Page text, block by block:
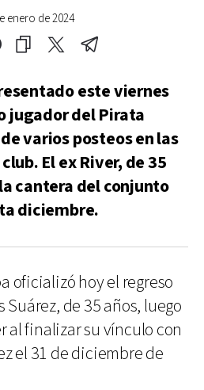
enero de 2024
este viernes
jugador del Pirata
varios posteos en las
El ex River, de 35
cantera del conjunto
diciembre.
oficializó hoy el regreso
de 35 años, luego
al finalizar su vínculo con
el 31 de diciembre de